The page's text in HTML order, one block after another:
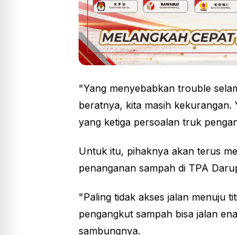
"Yang menyebabkan trouble
beratnya, kita masih kekurangan.
yang ketiga persoalan truk
Untuk itu, pihaknya akan terus
penanganan sampah di TPA
"Paling tidak akses jalan menuju
pengangkut sampah bisa jalan
sambungnya.